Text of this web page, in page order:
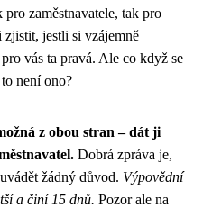
zaměstnavatele, tak pro
zjistit, jestli si vzájemně
vás ta pravá. Ale co když se
není ono?
z obou stran – dát ji
Dobrá zpráva je,
žádný důvod. Výpovědní
a činí 15 dnů. Pozor ale na